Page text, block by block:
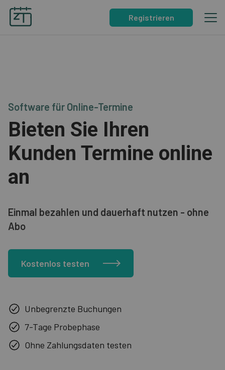
Registrieren
Software für Online-Termine
Bieten Sie Ihren
Kunden Termine online
an
Einmal bezahlen und dauerhaft nutzen - ohne
Abo
Kostenlos testen
Unbegrenzte Buchungen
7-Tage Probephase
Ohne Zahlungsdaten testen